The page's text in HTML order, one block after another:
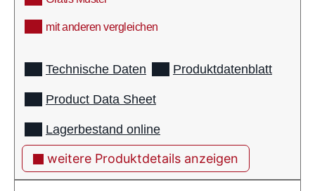
mit anderen vergleichen
Technische Daten Produktdatenblatt
Product Data Sheet
Lagerbestand online
weitere Produktdetails anzeigen